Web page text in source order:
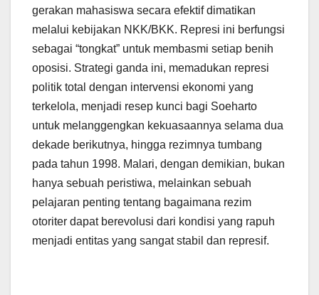
gerakan mahasiswa secara efektif dimatikan
melalui kebijakan NKK/BKK. Represi ini berfungsi
sebagai “tongkat” untuk membasmi setiap benih
oposisi. Strategi ganda ini, memadukan represi
politik total dengan intervensi ekonomi yang
terkelola, menjadi resep kunci bagi Soeharto
untuk melanggengkan kekuasaannya selama dua
dekade berikutnya, hingga rezimnya tumbang
pada tahun 1998. Malari, dengan demikian, bukan
hanya sebuah peristiwa, melainkan sebuah
pelajaran penting tentang bagaimana rezim
otoriter dapat berevolusi dari kondisi yang rapuh
menjadi entitas yang sangat stabil dan represif.